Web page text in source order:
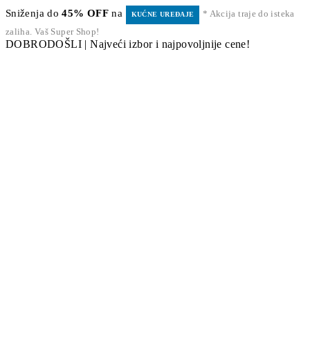
Sniženja do45% OFF na KUĆNE UREĐAJE
* Akcija traje do isteka
zaliha. Vaš Super Shop!
DOBRODOŠLI | Najveći izbor i najpovoljnije cene!